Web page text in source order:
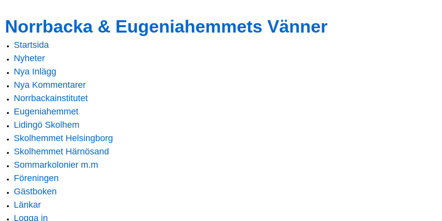
main
content
navigation
Norrbacka & Eugeniahemmets Vänner
Main menu
Startsida
Nyheter
Nya Inlägg
Nya Kommentarer
Norrbackainstitutet
Eugeniahemmet
Lidingö Skolhem
Skolhemmet Helsingborg
Skolhemmet Härnösand
Sommarkolonier m.m
Föreningen
Gästboken
Länkar
Logga in